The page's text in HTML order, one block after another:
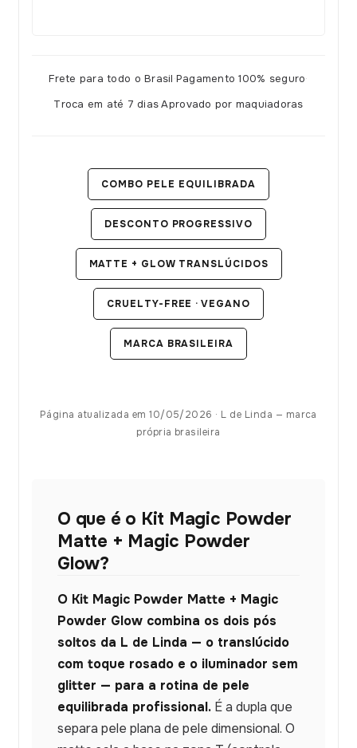
Frete para todo o Brasil·Pagamento 100% seguro·
Troca em até 7 dias·Aprovado por maquiadoras
COMBO PELE EQUILIBRADA
DESCONTO PROGRESSIVO
MATTE + GLOW TRANSLÚCIDOS
CRUELTY-FREE · VEGANO
MARCA BRASILEIRA
Página atualizada em 10/05/2026 · L de Linda — marca
própria brasileira
O que é o Kit Magic Powder
Matte + Magic Powder
Glow?
O Kit Magic Powder Matte + Magic
Powder Glow combina os dois pós
soltos da L de Linda — o translúcido
com toque rosado e o iluminador sem
glitter — para a rotina de pele
equilibrada profissional. É a dupla que
separa pele plana de pele dimensional. O